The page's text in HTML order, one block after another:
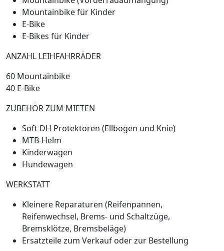
Mountainbike für Kinder
E-Bike
E-Bikes für Kinder
ANZAHL LEIHFAHRRÄDER
60 Mountainbike
40 E-Bike
ZUBEHÖR ZUM MIETEN
Soft DH Protektoren (Ellbogen und Knie)
MTB-Helm
Kinderwagen
Hundewagen
WERKSTATT
Kleinere Reparaturen (Reifenpannen,
Reifenwechsel, Brems- und Schaltzüge,
Bremsklötze, Bremsbeläge)
Ersatzteile zum Verkauf oder zur Bestellung